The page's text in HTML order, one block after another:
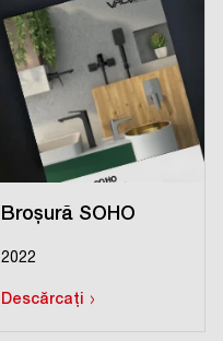
Broșură SOHO
2022
Descărcați ›